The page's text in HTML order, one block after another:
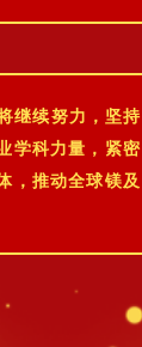
继续努力，坚持
学科力量，紧密
，推动全球镁及